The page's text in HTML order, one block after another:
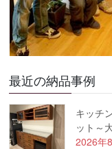
最近の納品事例
キッチ
ット～
2026年